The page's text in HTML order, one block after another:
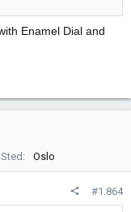
Enamel Dial and
Sted Oslo
#1.864